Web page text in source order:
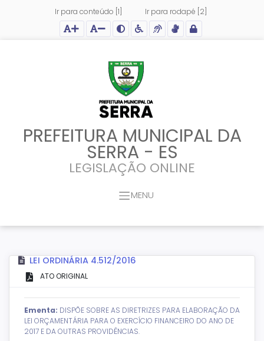
Ir para conteúdo [1] Ir para rodapé [2]
Ação para aumentar tamanho da fonte do site
Ação para diminuir tamanho da fonte do site
Ação para aplicar auto contraste no site
Acessar página sobre acessibilidade do site
Acessar página sobre NVDA - Leitor de Tela
Acessar página sobre VLibras - Tradutor de
Acessar Intranet
PREFEITURA MUNICIPAL DA
SERRA - ES
LEGISLAÇÃO ONLINE
MENU
LEI ORDINÁRIA 4.512/2016
ATO ORIGINAL
Ementa: DISPÕE SOBRE AS DIRETRIZES PARA ELABORAÇÃO DA
LEI ORÇAMENTÁRIA PARA O EXERCÍCIO FINANCEIRO DO ANO DE
2017 E DA OUTRAS PROVIDÊNCIAS.